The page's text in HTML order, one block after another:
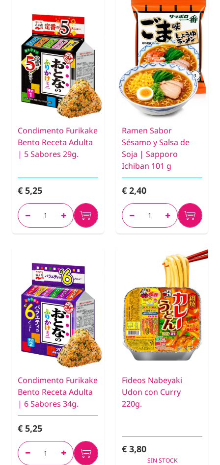
Condimento Furikake
Bento Receta Adulta
| 5 Sabores 29g.
€ 5,25
Ramen Sabor
Sésamo y Salsa de
Soja | Sapporo
Ichiban 101 g
€ 2,40
Condimento Furikake
Bento Receta Adulta
| 6 Sabores 34g.
€ 5,25
Fideos Nabeyaki
Udon con Curry
220g.
€ 3,80
SIN STOCK